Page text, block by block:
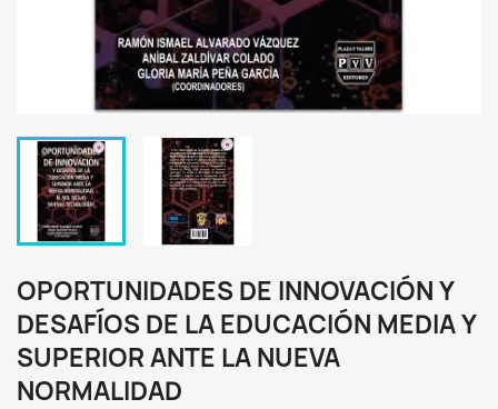
OPORTUNIDADES DE INNOVACIÓN Y
DESAFÍOS DE LA EDUCACIÓN MEDIA Y
SUPERIOR ANTE LA NUEVA
NORMALIDAD